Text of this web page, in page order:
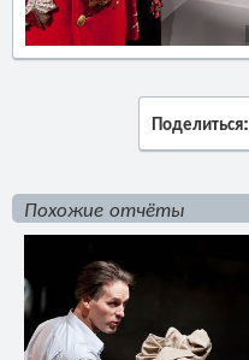
Поделиться:
Похожие отчёты